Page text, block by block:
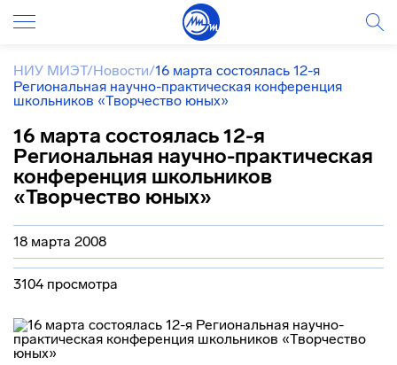
НИУ МИЭТ/Новости/16 марта состоялась 12-я
Региональная научно-практическая конференция
школьников «Творчество юных»
16 марта состоялась 12-я
Региональная научно-практическая
конференция школьников
«Творчество юных»
18 марта 2008
3104 просмотра